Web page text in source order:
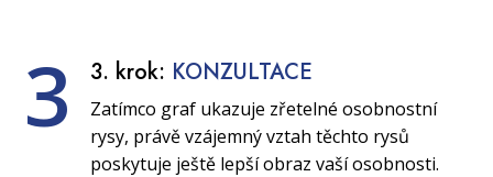
3 3. krok: KONZULTACE
Zatímco graf ukazuje zřetelné osobnostní
rysy, právě vzájemný vztah těchto rysů
poskytuje ještě lepší obraz vaší osobnosti.